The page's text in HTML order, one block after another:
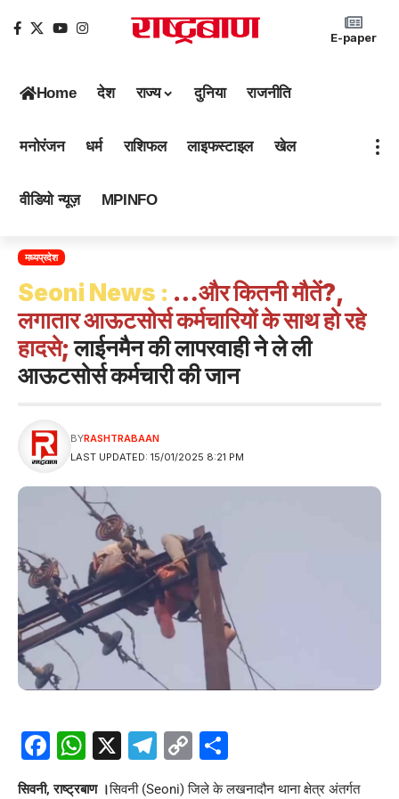
E-paper
Home देश राज्य दुनिया राजनीति
मनोरंजन धर्म राशिफल लाइफस्टाइल खेल
वीडियो न्यूज़ MPINFO
मध्यप्रदेश
Seoni News : …और कितनी मौतें?,
लगातार आऊटसोर्स कर्मचारियों के साथ हो रहे
हादसे;लाईनमैन की लापरवाही ने ले ली
आऊटसोर्स कर्मचारी की जान
LAST UPDATED: 15/01/2025 8:21 PM
BYRASHTRABAAN
Facebook
WhatsApp
X Telegram
Copy
Link
सिवनी, राष्ट्रबाण ।सिवनी (Seoni)जिले के लखनादौन थाना क्षेत्र अंतर्गत